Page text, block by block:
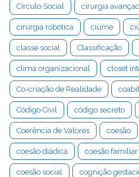
Círculo Social cirurgia
cirurgia robótica ciúme
classe social Classificação
clima organizacional closet
Co-criação de Realidade
Código Civil código secreto
Coerência de Valores coesão
coesão diádica coesão familiar
coesão social cognição